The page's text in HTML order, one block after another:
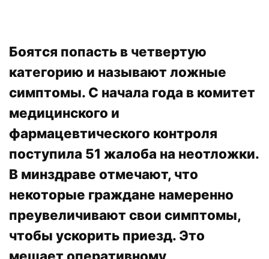
Боятся попасть в четвертую
категорию и называют ложные
симптомы. С начала года в комитет
медицинского и
фармацевтического контроля
поступила 51 жалоба на неотложки.
В минздраве отмечают, что
некоторые граждане намеренно
преувеличивают свои симптомы,
чтобы ускорить приезд. Это